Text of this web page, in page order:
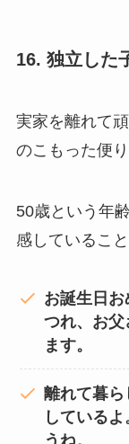
16. 独立した
実家を離れて
のこもった便り
50歳という年
感しているこ
お誕生日
つれ、お
ます。
離れて暮
している
うね。